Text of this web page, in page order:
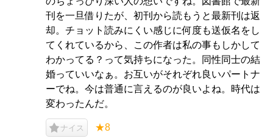
刊を一旦借りたが、初刊から読もうと最新刊は返
却。チョット読みにくい感じに何度も送仮名をし
てくれているから、この作者は私の事もしかして
わかってる？って気持ちになった。同性同士の結
婚っていいなぁ。お互いがそれぞれ良いパートナ
ーでね。今は普通に言えるのが良いよね。時代は
変わったんだ。
ナイス ★8